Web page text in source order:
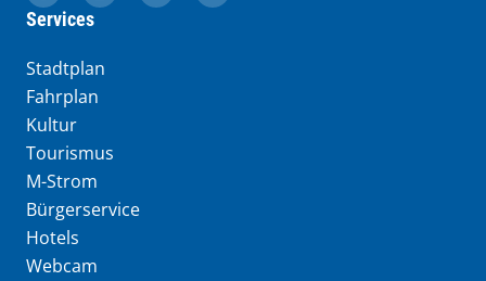
muenchen.de auf Facebook
muenchen.de auf Instagram
muenchen.de auf YouTube
muenchen.de auf X
Services
Stadtplan
Fahrplan
Kultur
Tourismus
M-Strom
Bürgerservice
Hotels
Webcam